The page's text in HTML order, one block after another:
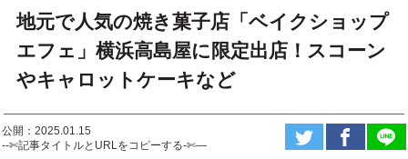
地元で人気の焼き菓子店「ベイクショップ
エフェ」横浜高島屋に限定出店！スコーン
やキャロットケーキなど
公開：2025.01.15
--✄記事タイトルとURLをコピーする-✄—